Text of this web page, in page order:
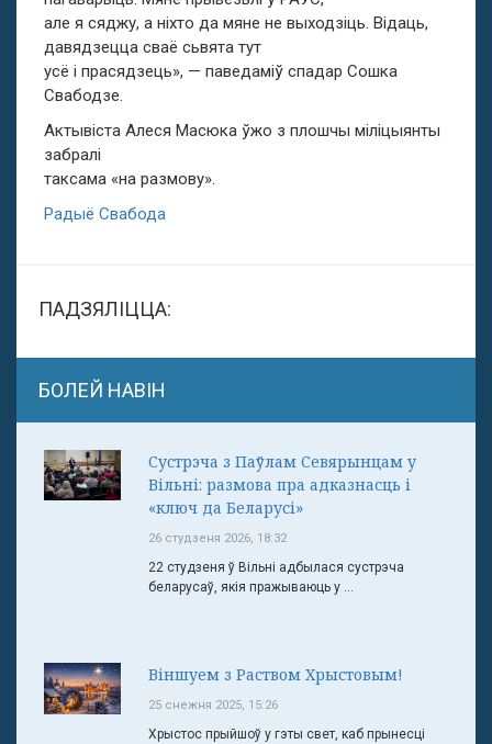
але я сяджу, а ніхто да мяне не выходзіць. Відаць,
давядзецца сваё сьвята тут
усё і прасядзець», — паведаміў спадар Сошка
Свабодзе.
Актывіста Алеся Масюка ўжо з плошчы міліцыянты
забралі
таксама «на размову».
Радыё Свабода
ПАДЗЯЛІЦЦА:
БОЛЕЙ НАВІН
Сустрэча з Паўлам Севярынцам у
Вільні: размова пра адказнасць і
«ключ да Беларусі»
26 студзеня 2026, 18:32
22 студзеня ў Вільні адбылася сустрэча
беларусаў, якія пражываюць у ...
Віншуем з Раством Хрыстовым!
25 снежня 2025, 15:26
Хрыстос прыйшоў у гэты свет, каб прынесці